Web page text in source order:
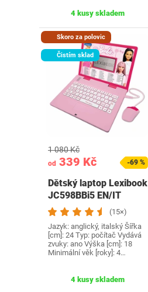
4 kusy skladem
Skoro za polovic
Čistím sklad
od 339 Kč
1 080 Kč
-69 %
Dětský laptop Lexibook
JC598BBi5 EN/IT
(15×)
Jazyk: anglický, italský Šířka
[cm]: 24 Typ: počítač Vydává
zvuky: ano Výška [cm]: 18
Minimální věk [roky]: 4…
4 kusy skladem